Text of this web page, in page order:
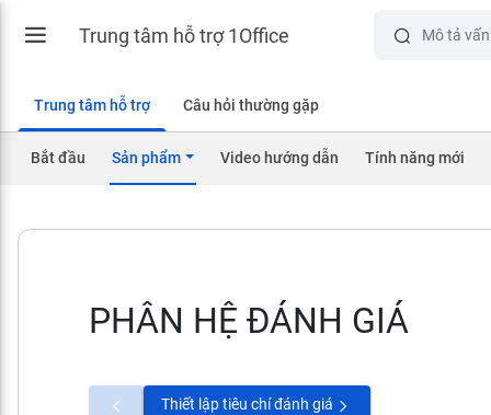
Trung tâm hỗ trợ 1Office
Trung tâm hỗ trợ Câu hỏi thường gặp
Bắt đầu Sản phẩm Video hướng dẫn Tính năng mới
PHÂN HỆ ĐÁNH GIÁ
Thiết lập tiêu chí đánh giá